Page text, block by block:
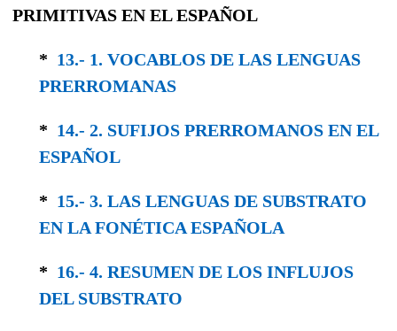
PRIMITIVAS EN EL ESPAÑOL
* 13.- 1. VOCABLOS DE LAS LENGUAS
PRERRO­MANAS
* 14.- 2. SUFIJOS PRERROMANOS EN EL
ESPAÑOL
* 15.- 3. LAS LENGUAS DE SUBSTRATO
EN LA FONÉTICA ESPAÑOLA
* 16.- 4. RESUMEN DE LOS INFLUJOS
DEL SUBSTRATO